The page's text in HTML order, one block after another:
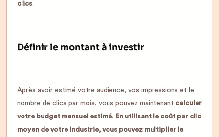
clics.
Définir le montant à investir
Après avoir estimé votre audience, vos impressions et le
nombre de clics par mois, vous pouvez maintenant calculer
votre budget mensuel estimé. En utilisant le coût par clic
moyen de votre industrie, vous pouvez multiplier le